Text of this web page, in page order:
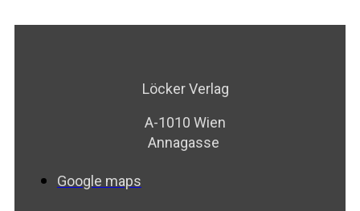
Löcker Verlag
A-1010 Wien
Annagasse
Google maps